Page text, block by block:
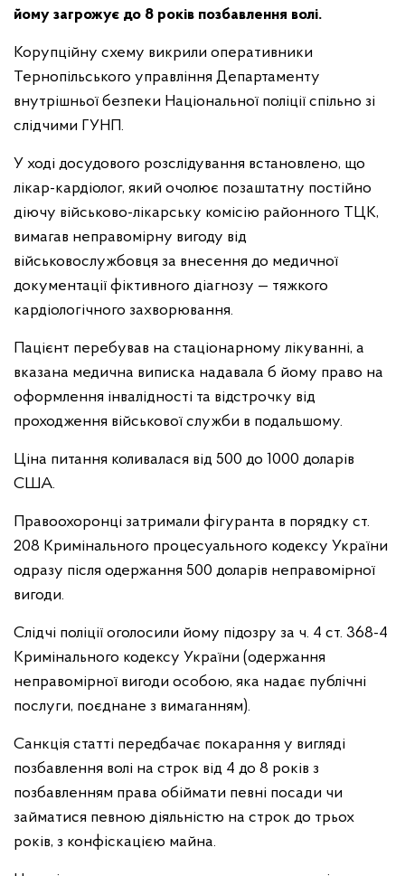
йому загрожує до 8 років позбавлення волі.
Корупційну схему викрили оперативники
Тернопільського управління Департаменту
внутрішньої безпеки Національної поліції спільно зі
слідчими ГУНП.
У ході досудового розслідування встановлено, що
лікар-кардіолог, який очолює позаштатну постійно
діючу військово-лікарську комісію районного ТЦК,
вимагав неправомірну вигоду від
військовослужбовця за внесення до медичної
документації фіктивного діагнозу — тяжкого
кардіологічного захворювання.
Пацієнт перебував на стаціонарному лікуванні, а
вказана медична виписка надавала б йому право на
оформлення інвалідності та відстрочку від
проходження військової служби в подальшому.
Ціна питання коливалася від 500 до 1000 доларів
США.
Правоохоронці затримали фігуранта в порядку ст.
208 Кримінального процесуального кодексу України
одразу після одержання 500 доларів неправомірної
вигоди.
Слідчі поліції оголосили йому підозру за ч. 4 ст. 368-4
Кримінального кодексу України (одержання
неправомірної вигоди особою, яка надає публічні
послуги, поєднане з вимаганням).
Санкція статті передбачає покарання у вигляді
позбавлення волі на строк від 4 до 8 років з
позбавленням права обіймати певні посади чи
займатися певною діяльністю на строк до трьох
років, з конфіскацією майна.